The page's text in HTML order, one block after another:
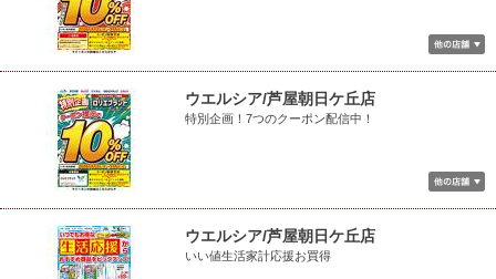
ウエルシア/芦屋朝日ケ丘店
特別企画！7つのクーポン配信中！
ウエルシア/芦屋朝日ケ丘店
いい値生活家計応援お買得